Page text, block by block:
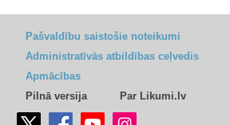
Pašvaldību saistošie noteikumi
Administratīvās atbildības ceļvedis
Apmācības
Pilnā versija
Par Likumi.lv